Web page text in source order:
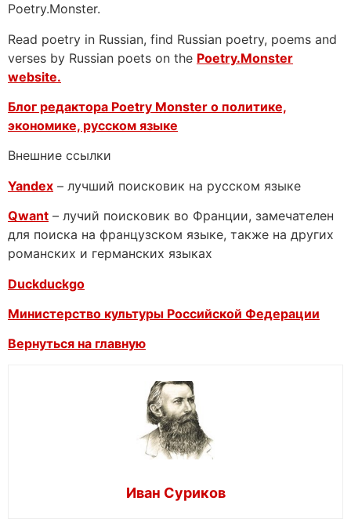
Poetry.Monster.
Read poetry in Russian, find Russian poetry, poems and
verses by Russian poets on the Poetry.Monster
website.
Блог редактора Poetry Monster о политике,
экономике, русском языке
Внешние ссылки
Yandex – лучший поисковик на русском языке
Qwant – лучий поисковик во Франции, замечателен
для поиска на французском языке, также на других
романских и германских языках
Duckduckgo
Министерство культуры Российской Федерации
Вернуться на главную
Иван Суриков